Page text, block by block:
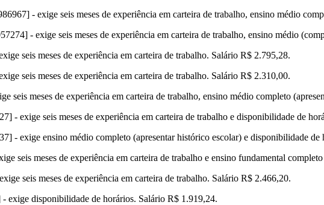
- exige seis meses de experiência em carteira de trabalho, ensino médio
- exige seis meses de experiência em carteira de trabalho, ensino médio
seis meses de experiência em carteira de trabalho. Salário R$ 2.795,28.
seis meses de experiência em carteira de trabalho. Salário R$ 2.310,00.
seis meses de experiência em carteira de trabalho, ensino médio completo
- exige seis meses de experiência em carteira de trabalho e disponibilidade de
- exige ensino médio completo (apresentar histórico escolar) e disponibilidade
seis meses de experiência em carteira de trabalho e ensino fundamental
seis meses de experiência em carteira de trabalho. Salário R$ 2.466,20.
exige disponibilidade de horários. Salário R$ 1.919,24.